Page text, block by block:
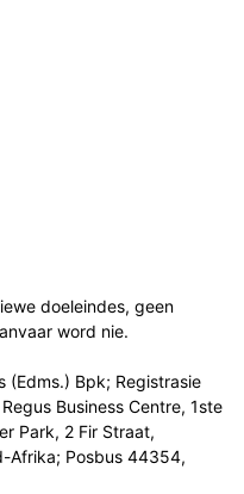
doeleindes, geen
word nie.
(Edms.) Bpk; Registrasie
Business Centre, 1ste
Park, 2 Fir Straat,
Afrika; Posbus 44354,